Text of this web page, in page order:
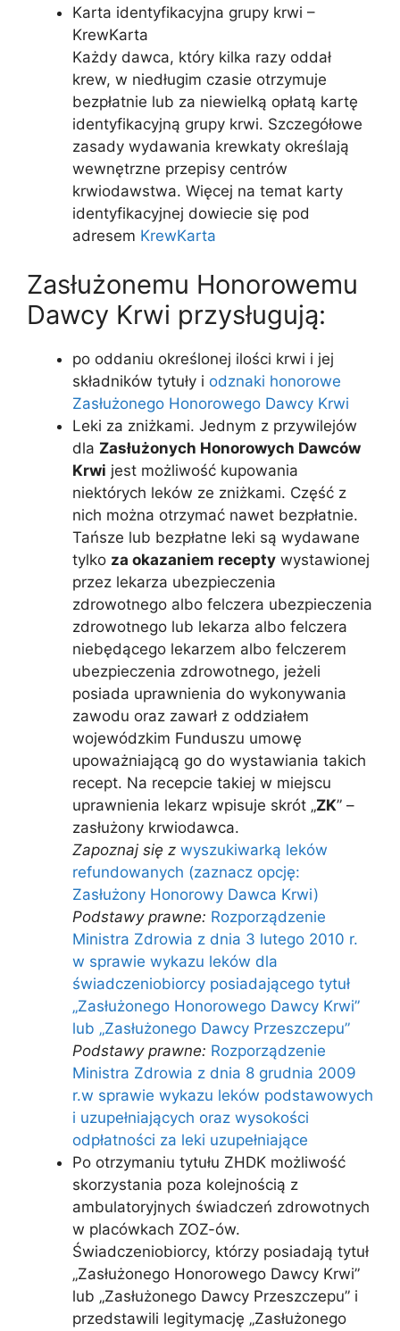
Karta identyfikacyjna grupy krwi –
KrewKarta
Każdy dawca, który kilka razy oddał
krew, w niedługim czasie otrzymuje
bezpłatnie lub za niewielką opłatą kartę
identyfikacyjną grupy krwi. Szczegółowe
zasady wydawania krewkaty określają
wewnętrzne przepisy centrów
krwiodawstwa. Więcej na temat karty
identyfikacyjnej dowiecie się pod
adresem KrewKarta
Zasłużonemu Honorowemu
Dawcy Krwi przysługują:
po oddaniu określonej ilości krwi i jej
składników tytuły i odznaki honorowe
Zasłużonego Honorowego Dawcy Krwi
Leki za zniżkami. Jednym z przywilejów
dla Zasłużonych Honorowych Dawców
Krwi jest możliwość kupowania
niektórych leków ze zniżkami. Część z
nich można otrzymać nawet bezpłatnie.
Tańsze lub bezpłatne leki są wydawane
tylko za okazaniem recepty wystawionej
przez lekarza ubezpieczenia
zdrowotnego albo felczera ubezpieczenia
zdrowotnego lub lekarza albo felczera
niebędącego lekarzem albo felczerem
ubezpieczenia zdrowotnego, jeżeli
posiada uprawnienia do wykonywania
zawodu oraz zawarł z oddziałem
wojewódzkim Funduszu umowę
upoważniającą go do wystawiania takich
recept. Na recepcie takiej w miejscu
uprawnienia lekarz wpisuje skrót „ZK” –
zasłużony krwiodawca.
Zapoznaj się z wyszukiwarką leków
refundowanych (zaznacz opcję:
Zasłużony Honorowy Dawca Krwi)
Podstawy prawne: Rozporządzenie
Ministra Zdrowia z dnia 3 lutego 2010 r.
w sprawie wykazu leków dla
świadczeniobiorcy posiadającego tytuł
„Zasłużonego Honorowego Dawcy Krwi”
lub „Zasłużonego Dawcy Przeszczepu”
Podstawy prawne: Rozporządzenie
Ministra Zdrowia z dnia 8 grudnia 2009
r.w sprawie wykazu leków podstawowych
i uzupełniających oraz wysokości
odpłatności za leki uzupełniające
Po otrzymaniu tytułu ZHDK możliwość
skorzystania poza kolejnością z
ambulatoryjnych świadczeń zdrowotnych
w placówkach ZOZ-ów.
Świadczeniobiorcy, którzy posiadają tytuł
„Zasłużonego Honorowego Dawcy Krwi”
lub „Zasłużonego Dawcy Przeszczepu” i
przedstawili legitymację „Zasłużonego